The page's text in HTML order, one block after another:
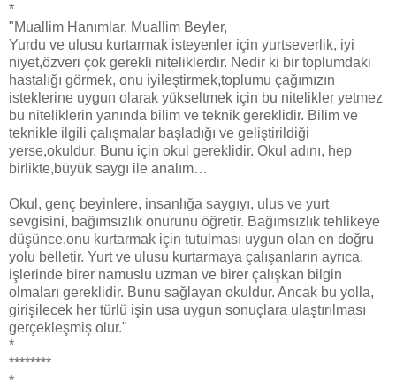
*
"Muallim Hanımlar, Muallim Beyler,
Yurdu ve ulusu kurtarmak isteyenler için yurtseverlik, iyi
niyet,özveri çok gerekli niteliklerdir. Nedir ki bir toplumdaki
hastalığı görmek, onu iyileştirmek,toplumu çağımızın
isteklerine uygun olarak yükseltmek için bu nitelikler yetmez
bu niteliklerin yanında bilim ve teknik gereklidir. Bilim ve
teknikle ilgili çalışmalar başladığı ve geliştirildiği
yerse,okuldur. Bunu için okul gereklidir. Okul adını, hep
birlikte,büyük saygı ile analım…
Okul, genç beyinlere, insanlığa saygıyı, ulus ve yurt
sevgisini, bağımsızlık onurunu öğretir. Bağımsızlık tehlikeye
düşünce,onu kurtarmak için tutulması uygun olan en doğru
yolu belletir. Yurt ve ulusu kurtarmaya çalışanların ayrıca,
işlerinde birer namuslu uzman ve birer çalışkan bilgin
olmaları gereklidir. Bunu sağlayan okuldur. Ancak bu yolla,
girişilecek her türlü işin usa uygun sonuçlara ulaştırılması
gerçekleşmiş olur."
*
********
*